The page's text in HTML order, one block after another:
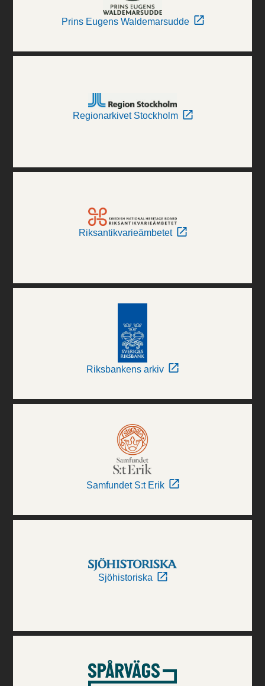
Prins Eugens Waldemarsudde
Regionarkivet Stockholm
Riksantikvarieämbetet
Riksbankens arkiv
Samfundet S:t Erik
Sjöhistoriska